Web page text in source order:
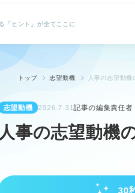
「ヒント」が全てここに
トップ 志望動機 人事の志望動
志望動機 2026.7.31記事の編集責任者
人事の志望動機
30